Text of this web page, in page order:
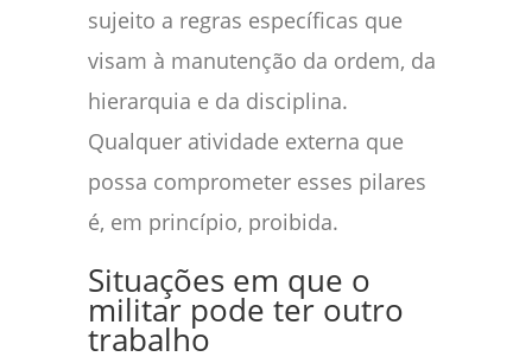
sujeito a regras específicas que
visam à manutenção da ordem, da
hierarquia e da disciplina.
Qualquer atividade externa que
possa comprometer esses pilares
é, em princípio, proibida.
Situações em que o
militar pode ter outro
trabalho